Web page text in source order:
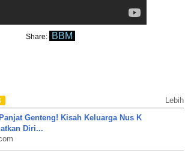
Share: BBM
Lebih
Genteng! Kisah Keluarga Nus K
Diri...